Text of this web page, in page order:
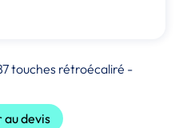
touches rétroécaliré -
devis